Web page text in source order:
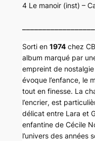
4 Le manoir (inst) –
Sorti en 1974chez
album marqué par
empreint de
évoque l’enfance, le
tout en finesse. La
l’encrier, est
délicat entre Lara et
enfantine de Cécile
l’univers des années